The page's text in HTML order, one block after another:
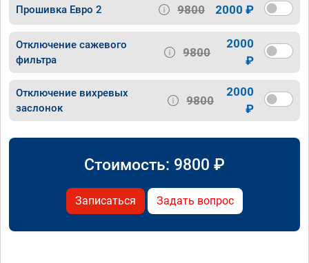
Прошивка Евро 2 9800 2000 ₽
Отключение сажевого
фильтра
9800
2000
₽
Отключение вихревых
заслонок
9800
2000
₽
Стоимость: 9800 ₽
Записаться Задать вопрос